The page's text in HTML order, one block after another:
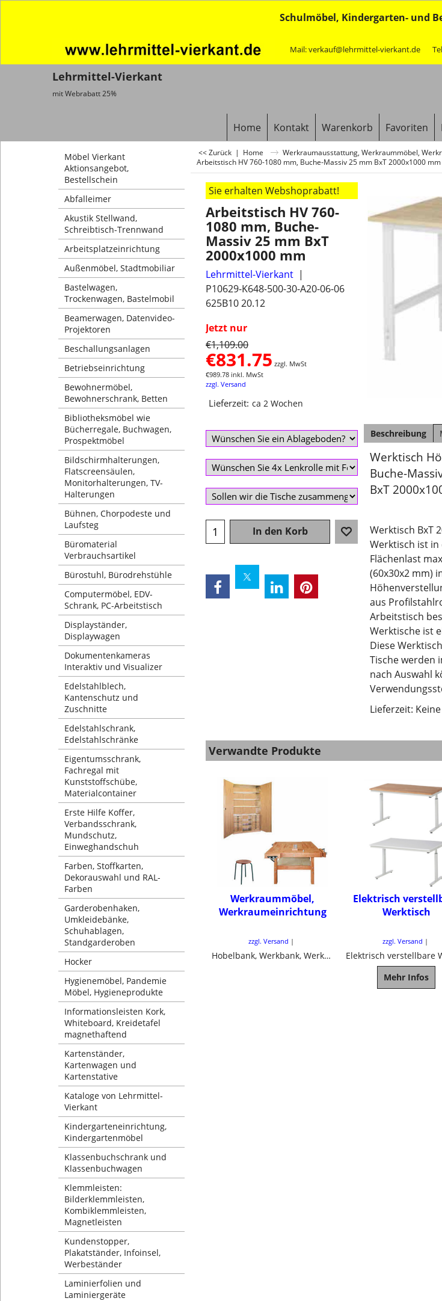
Schulmöbel, Kindergarten- und
Mail: verkauf@lehrmittel-vierkant.de
Lehrmittel-Vierkant
mit Webrabatt 25%
Home Kontakt Warenkorb Favoriten
Möbel Vierkant
Aktionsangebot,
Bestellschein
Abfalleimer
Akustik Stellwand,
Schreibtisch-Trennwand
Arbeitsplatzeinrichtung
Außenmöbel, Stadtmobiliar
Bastelwagen,
Trockenwagen, Bastelmobil
Beamerwagen, Datenvideo-
Projektoren
Beschallungsanlagen
Betriebseinrichtung
Bewohnermöbel,
Bewohnerschrank, Betten
Bibliotheksmöbel wie
Bücherregale, Buchwagen,
Prospektmöbel
Bildschirmhalterungen,
Flatscreensäulen,
Monitorhalterungen, TV-
Halterungen
Bühnen, Chorpodeste und
Laufsteg
Büromaterial
Verbrauchsartikel
Bürostuhl, Bürodrehstühle
Computermöbel, EDV-
Schrank, PC-Arbeitstisch
Displayständer,
Displaywagen
Dokumentenkameras
Interaktiv und Visualizer
Edelstahlblech,
Kantenschutz und
Zuschnitte
Edelstahlschrank,
Edelstahlschränke
Eigentumsschrank,
Fachregal mit
Kunststoffschübe,
Materialcontainer
Erste Hilfe Koffer,
Verbandsschrank,
Mundschutz,
Einweghandschuh
Farben, Stoffkarten,
Dekorauswahl und RAL-
Farben
Garderobenhaken,
Umkleidebänke,
Schuhablagen,
Standgarderoben
Hocker
Hygienemöbel, Pandemie
Möbel, Hygieneprodukte
Informationsleisten Kork,
Whiteboard, Kreidetafel
magnethaftend
Kartenständer,
Kartenwagen und
Kartenstative
Kataloge von Lehrmittel-
Vierkant
Kindergarteneinrichtung,
Kindergartenmöbel
Klassenbuchschrank und
Klassenbuchwagen
Klemmleisten:
Bilderklemmleisten,
Kombiklemmleisten,
Magnetleisten
Kundenstopper,
Plakatständer, Infoinsel,
Werbeständer
Laminierfolien und
Laminiergeräte
<< Zurück | Home Werkraumausstattung, Werkraummöbel,
Arbeitstisch HV 760-1080 mm, Buche-Massiv 25 mm BxT 2000x1000 mm
Sie erhalten Webshoprabatt!
Arbeitstisch HV 760-
1080 mm, Buche-
Massiv 25 mm BxT
2000x1000 mm
Lehrmittel-Vierkant
P10629-K648-500-30-A20-06-06
625B10 20.12
Jetzt nur
€1,109.00
€831.75 zzgl. MwSt
€989.78 inkl. MwSt
zzgl. Versand
Lieferzeit: ca 2 Wochen
In den Korb
Beschreibung
Werktisch
Buche-
BxT
Werktisch BxT
Werktisch ist in
Flächenlast
(60x30x2 mm)
aus
Arbeitstisch
Werktische ist
Diese
Tische werden
nach Auswahl
Lieferzeit:
Verwandte Produkte
Werkraummöbel,
Werkraumeinrichtung
zzgl. Versand
Hobelbank, Werkbank, Werktische, Werkschrank, Hocker
Elektrisch
Werktisch
zzgl. Versand
Mehr Infos